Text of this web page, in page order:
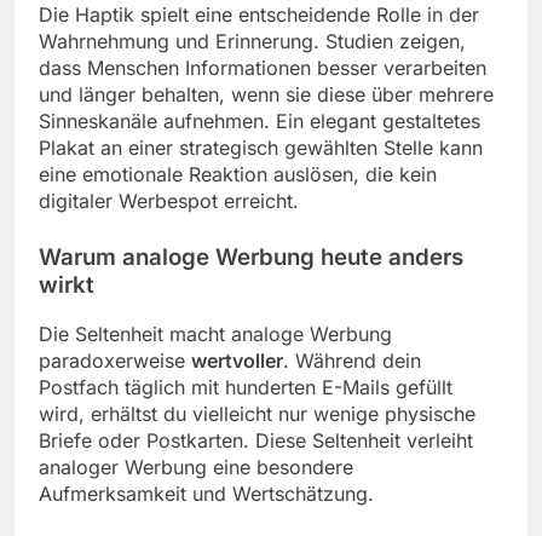
Die Haptik spielt eine entscheidende Rolle in der
Wahrnehmung und Erinnerung. Studien zeigen,
dass Menschen Informationen besser verarbeiten
und länger behalten, wenn sie diese über mehrere
Sinneskanäle aufnehmen. Ein elegant gestaltetes
Plakat an einer strategisch gewählten Stelle kann
eine emotionale Reaktion auslösen, die kein
digitaler Werbespot erreicht.
Warum analoge Werbung heute anders
wirkt
Die Seltenheit macht analoge Werbung
paradoxerweise wertvoller. Während dein
Postfach täglich mit hunderten E-Mails gefüllt
wird, erhältst du vielleicht nur wenige physische
Briefe oder Postkarten. Diese Seltenheit verleiht
analoger Werbung eine besondere
Aufmerksamkeit und Wertschätzung.